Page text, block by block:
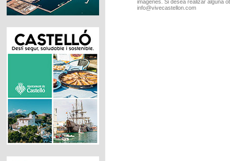
imágenes. Si desea realizar alguna
info@vivecastellon.com